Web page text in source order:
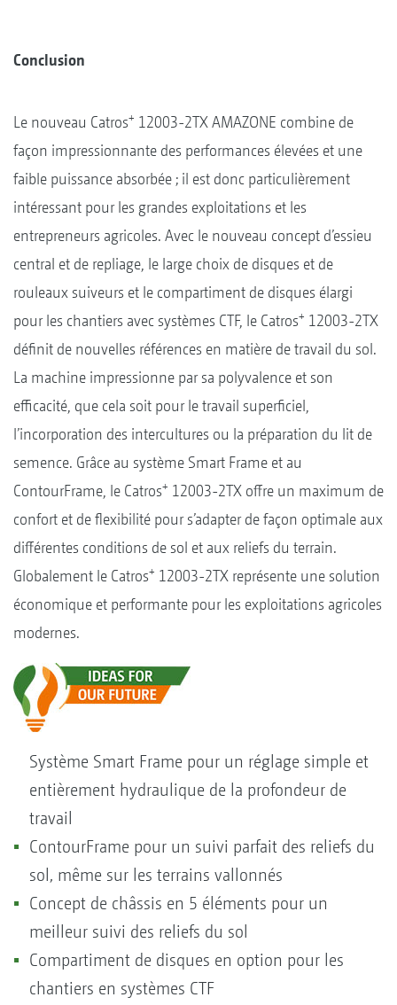
Conclusion
Le nouveau Catros+ 12003-2TX AMAZONE combine de
façon impressionnante des performances élevées et une
faible puissance absorbée ; il est donc particulièrement
intéressant pour les grandes exploitations et les
entrepreneurs agricoles. Avec le nouveau concept d’essieu
central et de repliage, le large choix de disques et de
rouleaux suiveurs et le compartiment de disques élargi
pour les chantiers avec systèmes CTF, le Catros+ 12003-2TX
définit de nouvelles références en matière de travail du sol.
La machine impressionne par sa polyvalence et son
efficacité, que cela soit pour le travail superficiel,
l’incorporation des intercultures ou la préparation du lit de
semence. Grâce au système Smart Frame et au
ContourFrame, le Catros+ 12003-2TX offre un maximum de
confort et de flexibilité pour s’adapter de façon optimale aux
différentes conditions de sol et aux reliefs du terrain.
Globalement le Catros+ 12003-2TX représente une solution
économique et performante pour les exploitations agricoles
modernes.
Système Smart Frame pour un réglage simple et
entièrement hydraulique de la profondeur de
travail
ContourFrame pour un suivi parfait des reliefs du
sol, même sur les terrains vallonnés
Concept de châssis en 5 éléments pour un
meilleur suivi des reliefs du sol
Compartiment de disques en option pour les
chantiers en systèmes CTF